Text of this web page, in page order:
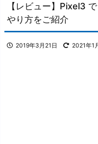
【レビュー】Pixel3
やり方をご紹介
2019年3月21日 2021年1